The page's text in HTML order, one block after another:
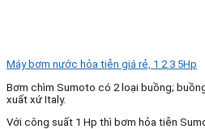
Máy bơm nước hỏa tiễn giá rẻ, 1 2 3 5Hp
Bơm chìm Sumoto có 2 loại buồng;
xuất xứ Italy.
Với công suất 1 Hp thì bơm hỏa tiễn